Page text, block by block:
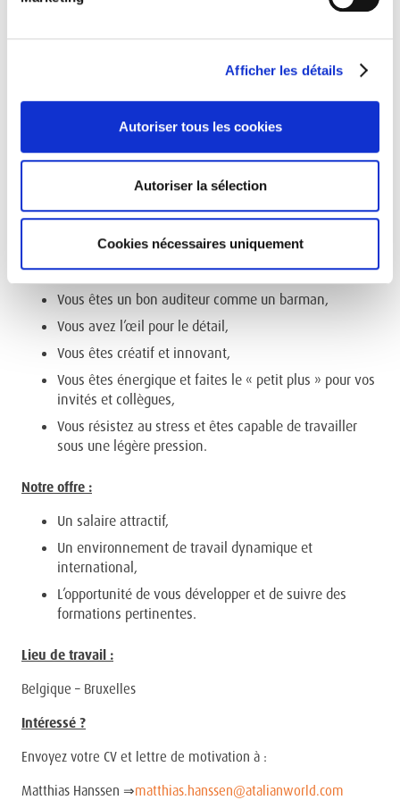
Afficher les détails
Autoriser tous les cookies
Autoriser la sélection
Cookies nécessaires uniquement
Vous avez des compétences avancées en Microsoft
équipes, des compétences de communication et de
reporting,
Vous pouvez effectuer plusieurs tâches avec une
Vous avez l’esprit entrepreneurial et flexible,
Vous êtes spontané, attentif à l’accueil et aimez le
contact personnel,
Vous êtes un bon auditeur comme un barman,
Vous avez l’œil pour le détail,
Vous êtes créatif et innovant,
Vous êtes énergique et faites le « petit plus » pour vos
invités et collègues,
Vous résistez au stress et êtes capable de travailler
sous une légère pression.
Notre offre :
Un salaire attractif,
Un environnement de travail dynamique et
international,
L’opportunité de vous développer et de suivre des
formations pertinentes.
Lieu de travail :
Belgique – Bruxelles
Intéressé ?
Envoyez votre CV et lettre de motivation à :
Matthias Hanssen ⇒matthias.hanssen@atalianworld.com